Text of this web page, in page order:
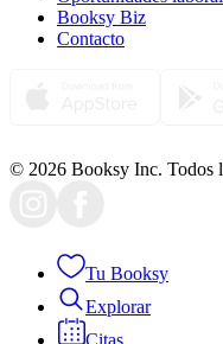
Booksy Biz
Contacto
© 2026 Booksy Inc. Todos
Tu Booksy
Explorar
Citas